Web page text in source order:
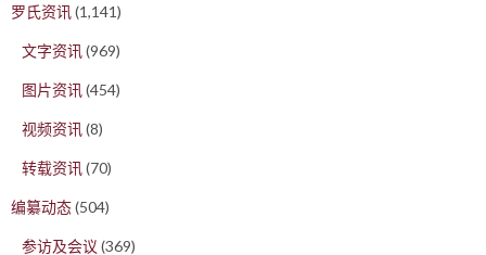
罗氏资讯(1,141)
文字资讯(969)
图片资讯(454)
视频资讯(8)
转载资讯(70)
编纂动态(504)
参访及会议 (369)